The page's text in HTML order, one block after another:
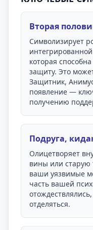
Вторая
Символизирует
которая
защиту. Это
Защитник,
появление —
получению
Подруга,
Олицетворяет
вины или старую
ваши уязвимые
часть вашей
отделяться.